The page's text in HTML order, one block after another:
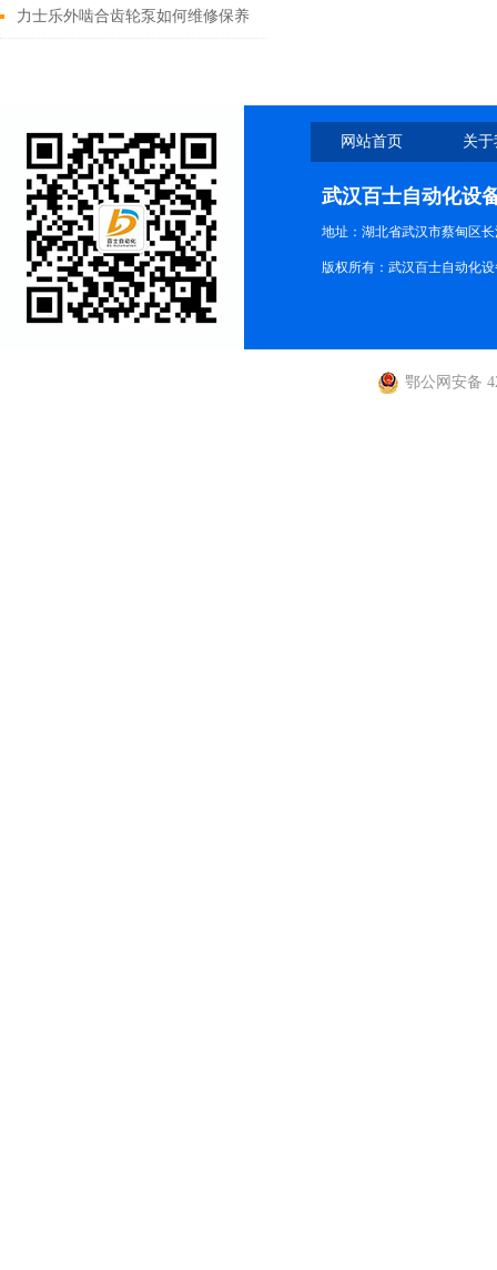
用
力士乐外啮合齿轮泵如何维修保养
网站首页 关
武汉百士自动化设
地址：湖北省武汉市蔡甸区
版权所有：武汉百士自动化
鄂公网安备